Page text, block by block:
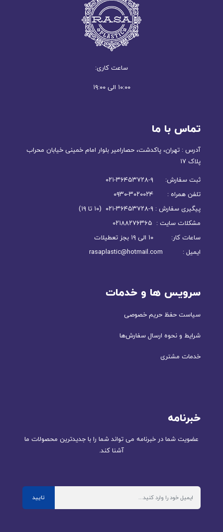
ساعت کاری:
۱۰:۰۰ الی ۱۹:۰۰
تماس با ما
آدرس : تهران، پاکدشت، حصارامیر بلوار امام خمینی خیابان محراب
پلاک ۱۷
ثبت سفارش: ۹-۳۶۴۵۳۷۲۸-۰۲۱
تلفن همراه : ۳۰۲۰۰۲۴-۰۹۳۰
پیگیری سفارش : ۹-۳۶۴۵۳۷۲۸-۰۲۱ (۱۰ تا ۱۹)
مشکلات سایت : ۰۲۱۸۸۲۷۶۳۶۵
ساعات کار: ۱۰ الی ۱۹ بجز تعطیلات
ایمیل : rasaplastic@hotmail.com
سرویس ها و خدمات
سیاست حفظ حریم خصوصی
شرایط و نحوه ارسال سفارش‌ها
خدمات مشتری
خبرنامه
عضویت شما در خبرنامه می تواند شما را با جدیدترین محصولات ما
آشنا کند.
تایید